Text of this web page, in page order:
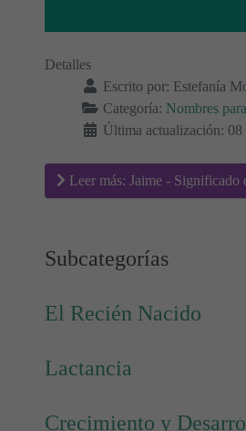
Detalles
Escrito por: Estefanía
Categoría: Nombres
Última actualización: 08
Leer más: Jaime - Significado
Subcategorías
El Recién Nacido
Lactancia
Crecimiento y